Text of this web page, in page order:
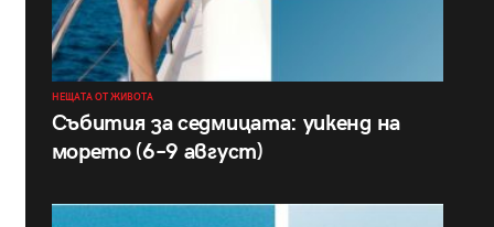
НЕЩАТА ОТ ЖИВОТА
Събития за седмицата: уикенд на
морето (6–9 август)